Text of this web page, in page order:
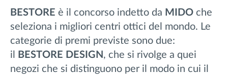
BESTORE è il concorso indetto da MIDO che
seleziona i migliori centri ottici del mondo. Le
categorie di premi previste sono due:
il
BESTORE DESIGN , che si rivolge a quei
negozi che si distinguono per il modo in cui il